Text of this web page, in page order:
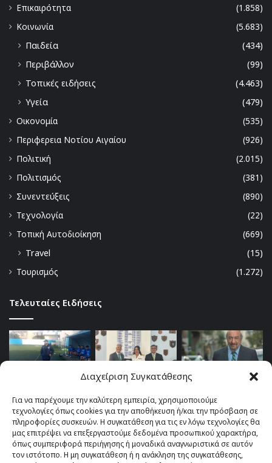
Διαχείριση Συγκατάθεσης
Για να παρέχουμε την καλύτερη εμπειρία, χρησιμοποιούμε
τεχνολογίες όπως cookies για την αποθήκευση ή/και την πρόσβαση σε
πληροφορίες συσκευών. Η συγκατάθεση για τις εν λόγω τεχνολογίες θα
μας επιτρέψει να επεξεργαστούμε δεδομένα προσωπικού χαρακτήρα,
όπως συμπεριφορά περιήγησης ή μοναδικά αναγνωριστικά σε αυτόν
τον ιστότοπο. Η μη συγκατάθεση ή η ανάκληση της συγκατάθεσης,
Επικαιρότητα
(1.858)
Κοινωνία
(5.683)
Παιδεία
(434)
Περιβάλλον
(99)
Τοπικές ειδήσεις
(4.463)
Υγεία
(479)
Οικονομία
(535)
Περιφερεια Νοτίου Αιγαίου
(926)
Πολιτική
(2.015)
Πολιτισμός
(381)
Συνεντεύξεις
(890)
Τεχνολογία
(22)
Τοπική Αυτοδιοίκηση
(669)
Travel
(15)
Τουρισμός
(1.272)
Τελευταίες Ειδήσεις